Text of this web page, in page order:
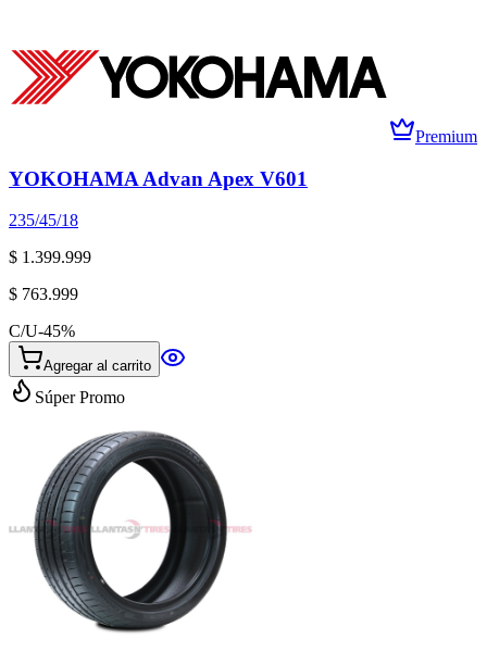
Premium
YOKOHAMA Advan Apex V601
235/45/18
$ 1.399.999
$ 763.999
C/U-45%
Agregar al carrito
Súper Promo